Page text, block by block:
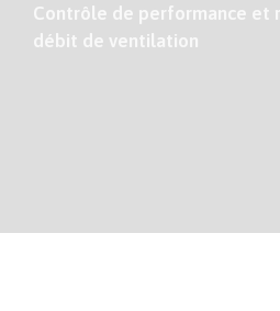
Contrôle de performance et
débit de ventilation